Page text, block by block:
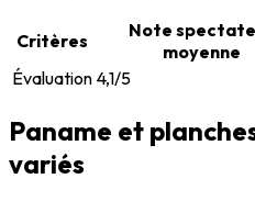
Critères
Note
moyenne
Évaluation 4,1/5
Paname et
variés